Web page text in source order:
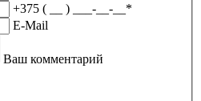
+375 ( __ ) ___-__-__ *
E-Mail
Ваш комментарий